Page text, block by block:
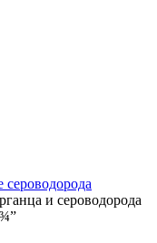
сероводорода
и сероводорода